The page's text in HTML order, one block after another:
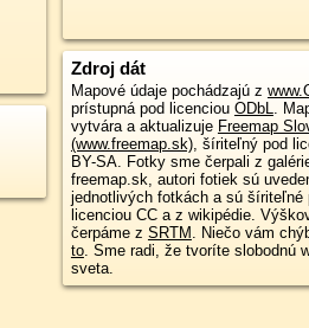
Zdroj dát
Mapové údaje pochádzajú z
prístupná pod licenciou ODbL.
vytvára a aktualizuje Freemap
(www.freemap.sk), šíriteľný pod
BY-SA. Fotky sme čerpali z
freemap.sk, autori fotiek sú
jednotlivých fotkách a sú šíriteľné
licenciou CC a z wikipédie.
čerpáme z SRTM . Niečo vám
to. Sme radi, že tvoríte slobodnú
sveta.